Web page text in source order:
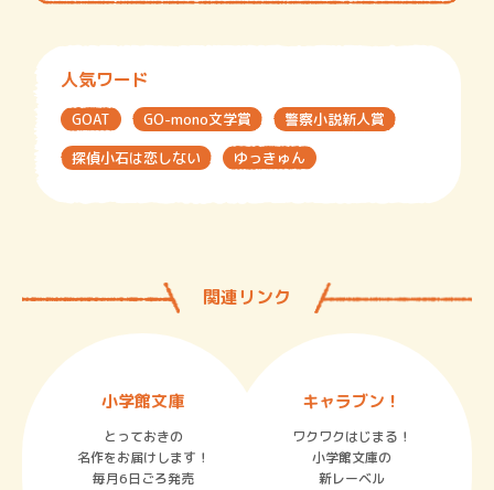
人気ワード
GOAT GO-mono文学賞
警察小説新人賞
探偵小石は恋しない
ゆっきゅん
関連リンク
小学館文庫
とっておきの
名作をお届けします！
毎月6日ごろ発売
キャラブン！
ワクワクはじまる！
小学館文庫の
新レーベル